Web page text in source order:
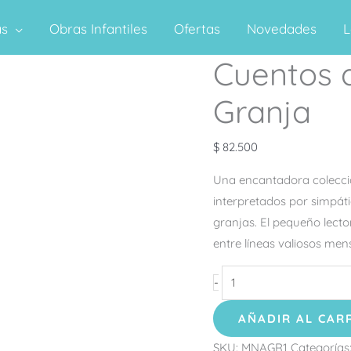
Obras Infantiles Ofertas Novedades
Cuentos
Granja
$ 82.500
Una encantadora
interpretados por
granjas. El pequeño
entre líneas valiosos
-
Cuentos
de
Aventuras
en
La
AÑADIR AL
SKU: MNAGR1